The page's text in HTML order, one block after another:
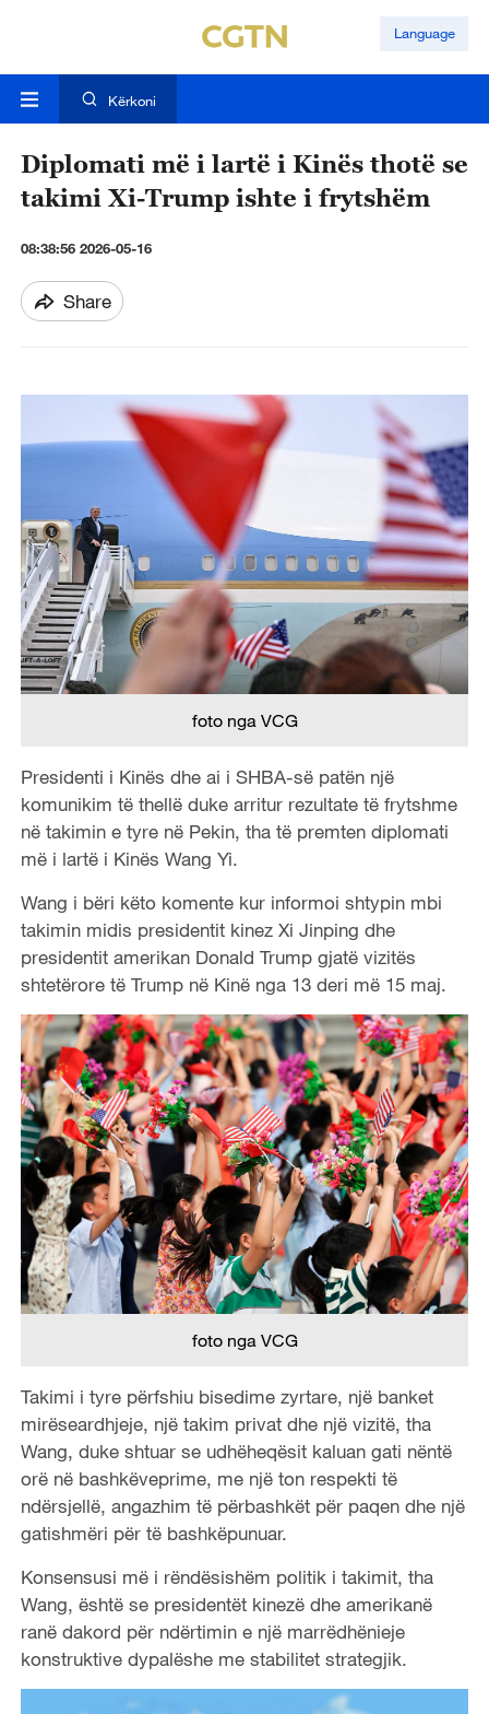
Language
Kërkoni
Diplomati më i lartë i Kinës thotë se
takimi Xi-Trump ishte i frytshëm
08:38:56 2026-05-16
Share
foto nga VCG
Presidenti i Kinës dhe ai i SHBA-së patën një
komunikim të thellë duke arritur rezultate të frytshme
në takimin e tyre në Pekin, tha të premten diplomati
më i lartë i Kinës Wang Yi.
Wang i bëri këto komente kur informoi shtypin mbi
takimin midis presidentit kinez Xi Jinping dhe
presidentit amerikan Donald Trump gjatë vizitës
shtetërore të Trump në Kinë nga 13 deri më 15 maj.
foto nga VCG
Takimi i tyre përfshiu bisedime zyrtare, një banket
mirëseardhjeje, një takim privat dhe një vizitë, tha
Wang, duke shtuar se udhëheqësit kaluan gati nëntë
orë në bashkëveprime, me një ton respekti të
ndërsjellë, angazhim të përbashkët për paqen dhe një
gatishmëri për të bashkëpunuar.
Konsensusi më i rëndësishëm politik i takimit, tha
Wang, është se presidentët kinezë dhe amerikanë
ranë dakord për ndërtimin e një marrëdhënieje
konstruktive dypalëshe me stabilitet strategjik.